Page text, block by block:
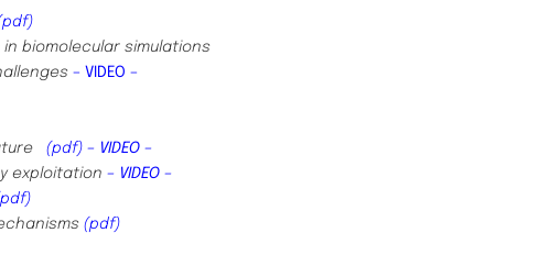
biomolecular simulations
– VIDEO –
(pdf) – VIDEO –
exploitation – VIDEO –
(pdf)